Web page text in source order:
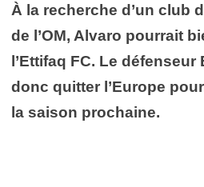
À la recherche d’un club
de l’OM, Alvaro pourrait
l’Ettifaq FC. Le
donc quitter l’Europe
la saison prochaine.